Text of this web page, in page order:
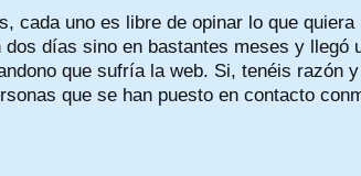
cada uno es libre de opinar lo que
días sino en bastantes meses y llegó
que sufría la web. Si, tenéis razón
que se han puesto en contacto